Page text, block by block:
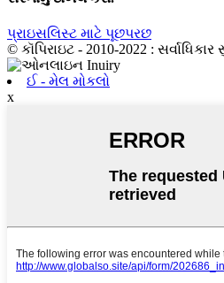
પ્રાઇસલિસ્ટ માટે પૂછપરછ
© કૉપિરાઇટ - 2010-2022 : સર્વાધિકાર
ઈ - મેલ મોકલો
x